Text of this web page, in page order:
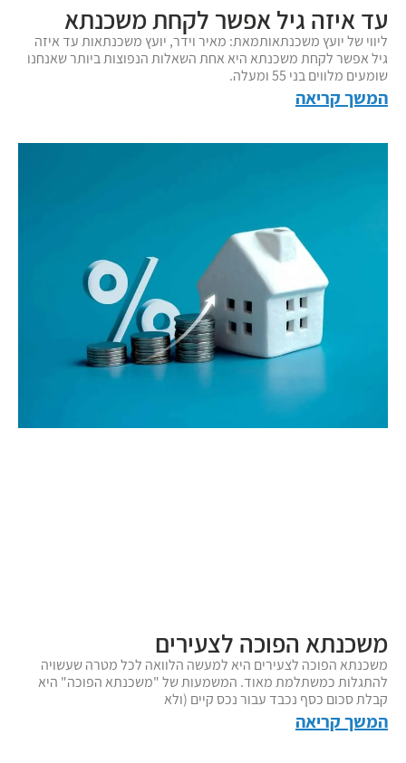
עד איזה גיל אפשר לקחת משכנתא
ליווי של יועץ משכנתאותמאת: מאיר וידר, יועץ משכנתאות עד איזה
גיל אפשר לקחת משכנתא היא אחת השאלות הנפוצות ביותר שאנחנו
שומעים מלווים בני 55 ומעלה.
המשך קריאה
משכנתא הפוכה לצעירים
משכנתא הפוכה לצעירים היא למעשה הלוואה לכל מטרה שעשויה
להתגלות כמשתלמת מאוד. המשמעות של "משכנתא הפוכה" היא
קבלת סכום כסף נכבד עבור נכס קיים (ולא
המשך קריאה